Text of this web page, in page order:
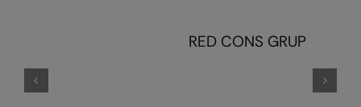
RED CONS GRUP